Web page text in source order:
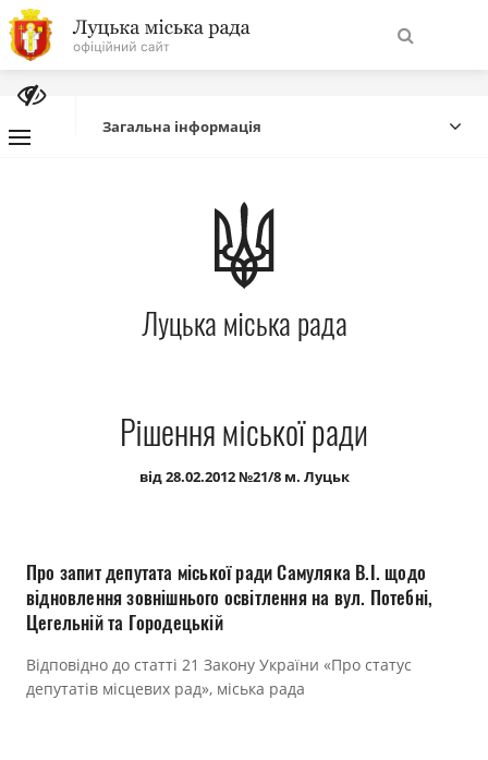
На
головну
Про місто
Міська влада
Міська рада
Публічна інформація
Документи
Загальна інформація
Луцька міська рада
Рішення міської ради
від 28.02.2012 №21/8 м. Луцьк
Про запит депутата міської ради Самуляка В.І. щодо
відновлення зовнішнього освітлення на вул. Потебні,
Цегельній та Городецькій
Відповідно до статті 21 Закону України «Про статус
депутатів місцевих рад», міська рада